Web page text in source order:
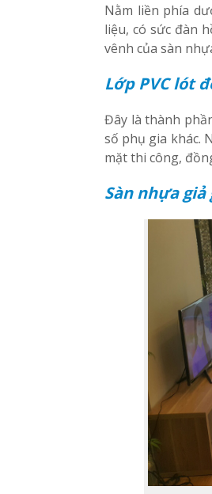
Nằm liền phía
liệu, có sức đàn
vênh của sàn
Lớp PVC lót
Đây là thành
số phụ gia khác.
mặt thi công,
Sàn nhựa